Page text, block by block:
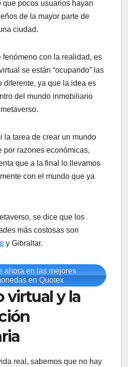
pocos usuarios hayan
de la mayor parte de
ciudad.
fenómeno con la realidad, es
se están “ocupando” las
diferente, ya que la idea es
del mundo inmobiliario
la tarea de crear un mundo
por razones económicas,
que a la final lo llevamos
con el mundo que ya
se dice que los
más costosas son
y Gibraltar.
ahora en las mejores
en Quotex
virtual y la
real, sabemos que no hay